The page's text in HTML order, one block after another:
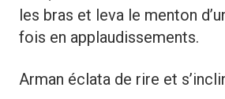
les bras et leva le menton
fois en applaudissements.
Arman éclata de rire et